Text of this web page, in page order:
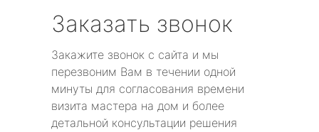
Заказать звонок
Закажите звонок с сайта и мы
перезвоним Вам в течении одной
минуты для согласования времени
визита мастера на дом и более
детальной консультации решения